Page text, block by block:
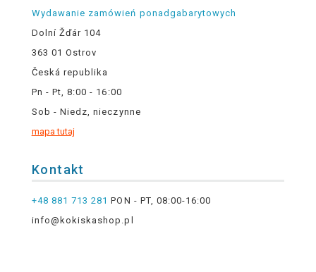
Wydawanie zamówień ponadgabarytowych
Dolní Žďár 104
363 01 Ostrov
Česká republika
Pn - Pt, 8:00 - 16:00
Sob - Niedz, nieczynne
mapa tutaj
Kontakt
+48 881 713 281 PON - PT, 08:00-16:00
info@kokiskashop.pl